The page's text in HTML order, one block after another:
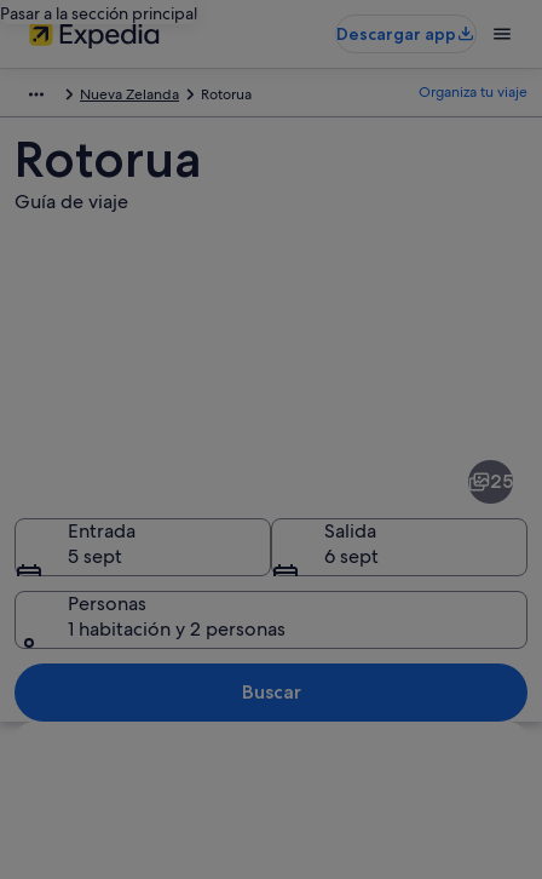
Pasar a la sección principal
Descargar app
Nueva Zelanda Rotorua Organiza tu viaje
Rotorua
Guía de viaje
Un área geotérmica con una piscina
25
Entrada
5 sept
Salida
6 sept
Personas
1 habitación y 2 personas
Buscar